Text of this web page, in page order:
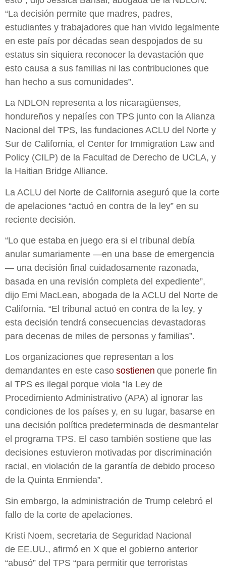
“La decisión permite que madres, padres,
estudiantes y trabajadores que han vivido legalmente
en este país por décadas sean despojados de su
estatus sin siquiera reconocer la devastación que
esto causa a sus familias ni las contribuciones que
han hecho a sus comunidades”.
La NDLON representa a los nicaragüenses,
hondureños y nepalíes con TPS junto con la Alianza
Nacional del TPS, las fundaciones ACLU del Norte y
Sur de California, el Center for Immigration Law and
Policy (CILP) de la Facultad de Derecho de UCLA, y
la Haitian Bridge Alliance.
La ACLU del Norte de California aseguró que la corte
de apelaciones “actuó en contra de la ley” en su
reciente decisión.
“Lo que estaba en juego era si el tribunal debía
anular sumariamente —en una base de emergencia
— una decisión final cuidadosamente razonada,
basada en una revisión completa del expediente”,
dijo Emi MacLean, abogada de la ACLU del Norte de
California. “El tribunal actuó en contra de la ley, y
esta decisión tendrá consecuencias devastadoras
para decenas de miles de personas y familias”.
Los organizaciones que representan a los
demandantes en este caso sostienen que ponerle fin
al TPS es ilegal porque viola “la Ley de
Procedimiento Administrativo (APA) al ignorar las
condiciones de los países y, en su lugar, basarse en
una decisión política predeterminada de desmantelar
el programa TPS. El caso también sostiene que las
decisiones estuvieron motivadas por discriminación
racial, en violación de la garantía de debido proceso
de la Quinta Enmienda”.
Sin embargo, la administración de Trump celebró el
fallo de la corte de apelaciones.
Kristi Noem, secretaria de Seguridad Nacional
de EE.UU., afirmó en X que el gobierno anterior
“abusó” del TPS “para permitir que terroristas